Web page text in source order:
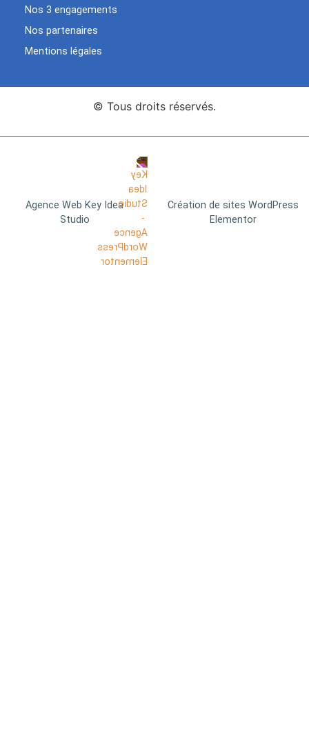
Nos 3 engagements
Nos partenaires
Mentions légales
© Tous droits réservés.
Agence Web Key Idea
Studio
Création de sites WordPress
Elementor